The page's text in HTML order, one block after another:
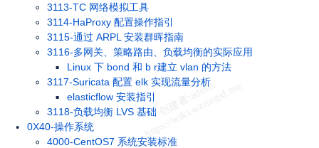
3113-TC 网络模拟工具
3114-HaProxy 配置操作指引
3115-通过 ARPL 安装群晖指南
3116-多网关、策略路由、负载均衡的实际应用
Linux 下 bond 和 b r建立 vlan 的方法
3117-Suricata 配置 elk 实现流量分析
elasticflow 安装指引
3118-负载均衡 LVS 基础
0X40-操作系统
4000-CentOS7 系统安装标准